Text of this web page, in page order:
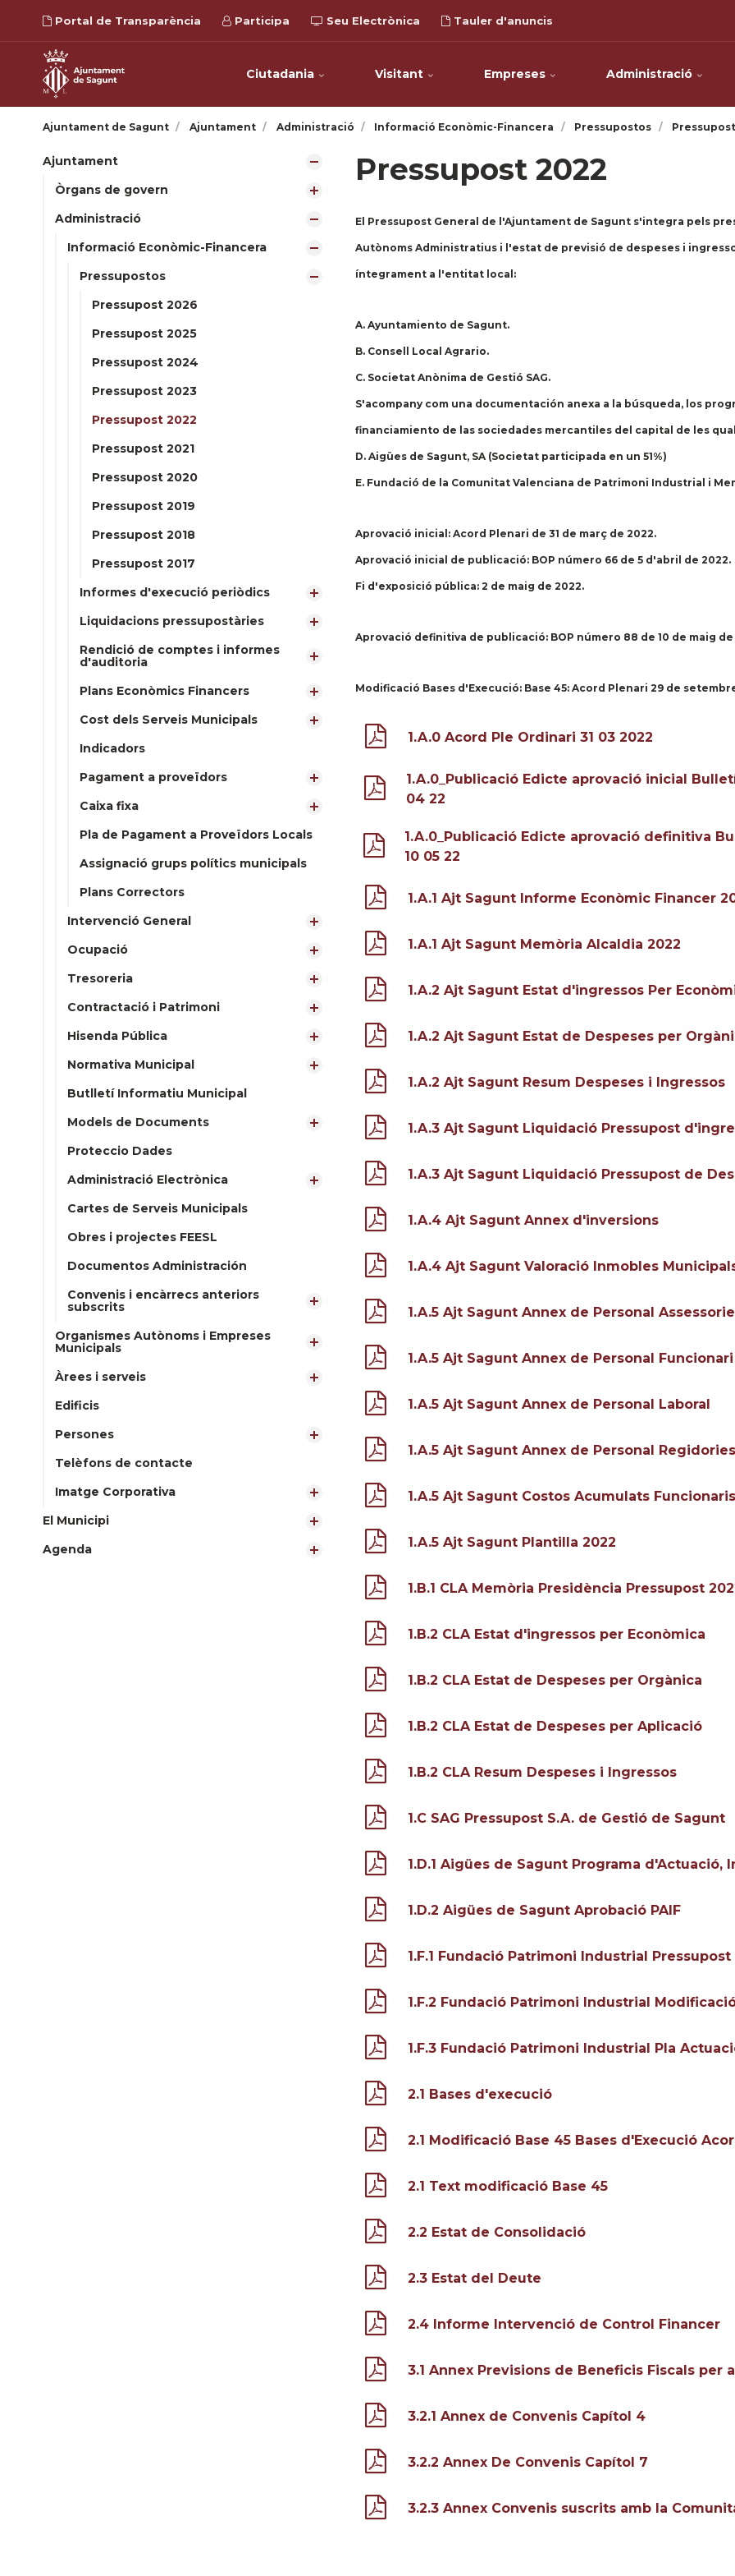
Portal de Transparència Participa Seu Electrònica Tauler d'anuncis
Ciutadania Visitant Empreses Administració
Ajuntament de Sagunt Ajuntament Administració Informació Econòmic-Financera Pressupostos
Ajuntament
Òrgans de govern
Administració
Informació Econòmic-Financera
Pressupostos
Pressupost 2026
Pressupost 2025
Pressupost 2024
Pressupost 2023
Pressupost 2022
Pressupost 2021
Pressupost 2020
Pressupost 2019
Pressupost 2018
Pressupost 2017
Informes d'execució periòdics
Liquidacions pressupostàries
Rendició de comptes i informes
d'auditoria
Plans Econòmics Financers
Cost dels Serveis Municipals
Indicadors
Pagament a proveïdors
Caixa fixa
Pla de Pagament a Proveïdors Locals
Assignació grups polítics municipals
Plans Correctors
Intervenció General
Ocupació
Tresoreria
Contractació i Patrimoni
Hisenda Pública
Normativa Municipal
Butlletí Informatiu Municipal
Models de Documents
Proteccio Dades
Administració Electrònica
Cartes de Serveis Municipals
Obres i projectes FEESL
Documentos Administración
Convenis i encàrrecs anteriors
subscrits
Organismes Autònoms i Empreses
Municipals
Àrees i serveis
Edificis
Persones
Telèfons de contacte
Imatge Corporativa
El Municipi
Agenda
Pressupost 2022
El Pressupost General de l'Ajuntament de Sagunt s'integra pels
Autònoms Administratius i l'estat de previsió de despeses i
íntegrament a l'entitat local:
A. Ayuntamiento de Sagunt.
B. Consell Local Agrario.
C. Societat Anònima de Gestió SAG.
S'acompany com una documentación anexa a la búsqueda, los
financiamiento de las sociedades mercantiles del capital de les
D. Aigües de Sagunt, SA (Societat participada en un 51%)
E. Fundació de la Comunitat Valenciana de Patrimoni Industrial i
Aprovació inicial: Acord Plenari de 31 de març de 2022.
Aprovació inicial de publicació: BOP número 66 de 5 d'abril de 2022.
Fi d'exposició pública: 2 de maig de 2022.
Aprovació definitiva de publicació: BOP número 88 de 10 de maig
Modificació Bases d'Execució: Base 45: Acord Plenari 29 de
1.A.0 Acord Ple Ordinari 31 03 2022
1.A.0_Publicació Edicte aprovació inicial
04 22
1.A.0_Publicació Edicte aprovació definitiva
10 05 22
1.A.1 Ajt Sagunt Informe Econòmic Financer
1.A.1 Ajt Sagunt Memòria Alcaldia 2022
1.A.2 Ajt Sagunt Estat d'ingressos Per
1.A.2 Ajt Sagunt Estat de Despeses per
1.A.2 Ajt Sagunt Resum Despeses i Ingressos
1.A.3 Ajt Sagunt Liquidació Pressupost
1.A.3 Ajt Sagunt Liquidació Pressupost de
1.A.4 Ajt Sagunt Annex d'inversions
1.A.4 Ajt Sagunt Valoració Inmobles
1.A.5 Ajt Sagunt Annex de Personal
1.A.5 Ajt Sagunt Annex de Personal Funcionari
1.A.5 Ajt Sagunt Annex de Personal Laboral
1.A.5 Ajt Sagunt Annex de Personal Regidories
1.A.5 Ajt Sagunt Costos Acumulats Funcionaris
1.A.5 Ajt Sagunt Plantilla 2022
1.B.1 CLA Memòria Presidència Pressupost
1.B.2 CLA Estat d'ingressos per Econòmica
1.B.2 CLA Estat de Despeses per Orgànica
1.B.2 CLA Estat de Despeses per Aplicació
1.B.2 CLA Resum Despeses i Ingressos
1.C SAG Pressupost S.A. de Gestió de Sagunt
1.D.1 Aigües de Sagunt Programa d'Actuació,
1.D.2 Aigües de Sagunt Aprobació PAIF
1.F.1 Fundació Patrimoni Industrial Pressupost
1.F.2 Fundació Patrimoni Industrial
1.F.3 Fundació Patrimoni Industrial Pla
2.1 Bases d'execució
2.1 Modificació Base 45 Bases d'Execució
2.1 Text modificació Base 45
2.2 Estat de Consolidació
2.3 Estat del Deute
2.4 Informe Intervenció de Control Financer
3.1 Annex Previsions de Beneficis Fiscals per
3.2.1 Annex de Convenis Capítol 4
3.2.2 Annex De Convenis Capítol 7
3.2.3 Annex Convenis suscrits amb la